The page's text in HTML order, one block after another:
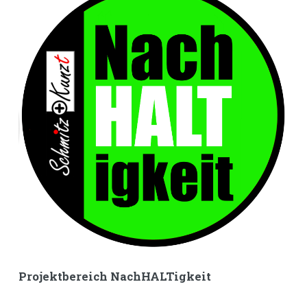
Projektbereich NachHALTigkeit